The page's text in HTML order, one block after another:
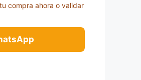
compra ahora o validar